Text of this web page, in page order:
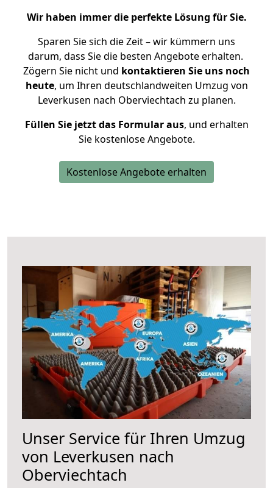
Wir haben immer die perfekte Lösung für Sie.
Sparen Sie sich die Zeit – wir kümmern uns
darum, dass Sie die besten Angebote erhalten.
Zögern Sie nicht und kontaktieren Sie uns noch
heute, um Ihren deutschlandweiten Umzug von
Leverkusen nach Oberviechtach zu planen.
Füllen Sie jetzt das Formular aus, und erhalten
Sie kostenlose Angebote.
Kostenlose Angebote erhalten
Unser Service für Ihren Umzug
von Leverkusen nach
Oberviechtach